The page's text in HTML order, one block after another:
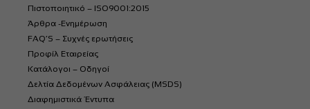
Πιστοποιητικό – ISO9001:2015
Άρθρα -Ενημέρωση
FAQ’S – Συχνές ερωτήσεις
Προφίλ Εταιρείας
Κατάλογοι – Οδηγοί
Δελτία Δεδομένων Ασφάλειας (MSDS)
Διαφημιστικά Έντυπα